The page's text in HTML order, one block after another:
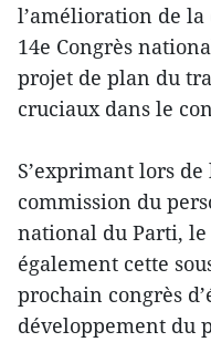
l’amélioration de
14e Congrès
projet de plan du
cruciaux dans le
S’exprimant lors
commission du
national du Parti,
également cette
prochain congrès
développement du